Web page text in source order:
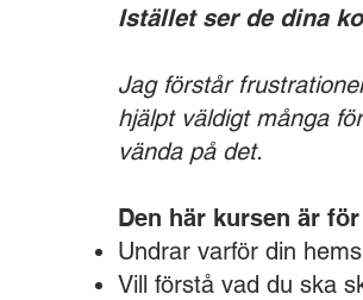
Istället ser de dina
Jag förstår
hjälpt väldigt många
vända på det.
Den här kursen är
Undrar varför din
Vill förstå vad du ska